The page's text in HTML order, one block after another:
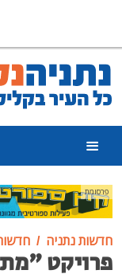
פרסומת
חדשות נתניה
פרויקט